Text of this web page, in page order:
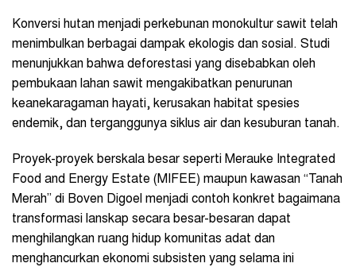
Konversi hutan menjadi perkebunan monokultur sawit telah
menimbulkan berbagai dampak ekologis dan sosial. Studi
menunjukkan bahwa deforestasi yang disebabkan oleh
pembukaan lahan sawit mengakibatkan penurunan
keanekaragaman hayati, kerusakan habitat spesies
endemik, dan terganggunya siklus air dan kesuburan tanah.
Proyek-proyek berskala besar seperti Merauke Integrated
Food and Energy Estate (MIFEE) maupun kawasan “Tanah
Merah” di Boven Digoel menjadi contoh konkret bagaimana
transformasi lanskap secara besar-besaran dapat
menghilangkan ruang hidup komunitas adat dan
menghancurkan ekonomi subsisten yang selama ini